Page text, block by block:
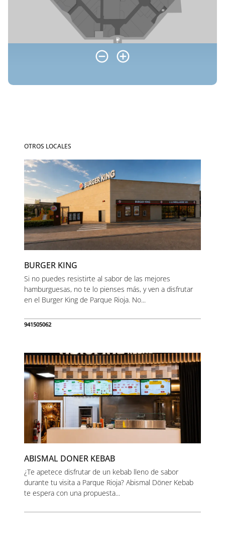
OTROS LOCALES
BURGER KING
Si no puedes resistirte al sabor de las mejores
hamburguesas, no te lo pienses más, y ven a disfrutar
en el Burger King de Parque Rioja. No...
941505062
ABISMAL DONER KEBAB
¿Te apetece disfrutar de un kebab lleno de sabor
durante tu visita a Parque Rioja? Abismal Döner Kebab
te espera con una propuesta...